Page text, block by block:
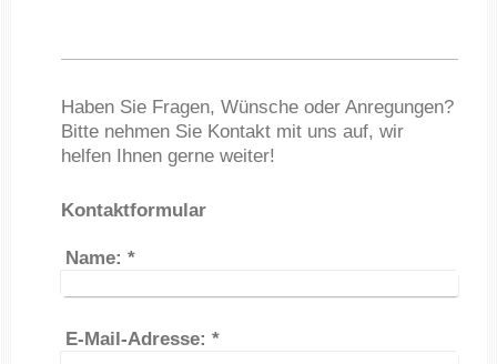
Haben Sie Fragen, Wünsche oder Anregungen?
Bitte nehmen Sie Kontakt mit uns auf, wir
helfen Ihnen gerne weiter!
Kontaktformular
Name: *
E-Mail-Adresse: *